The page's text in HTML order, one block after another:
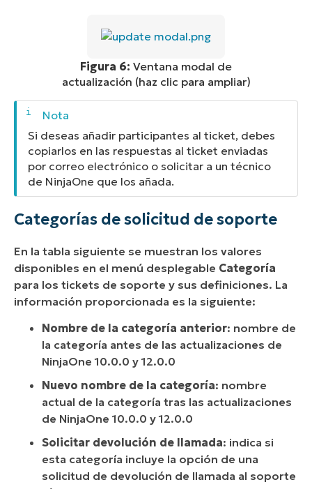
Figura 6: Ventana modal de
actualización (haz clic para ampliar)
Si deseas añadir participantes al ticket, debes
copiarlos en las respuestas al ticket enviadas
por correo electrónico o solicitar a un técnico
de NinjaOne que los añada.
Categorías de solicitud de soporte
En la tabla siguiente se muestran los valores
disponibles en el menú desplegable Categoría
para los tickets de soporte y sus definiciones. La
información proporcionada es la siguiente:
Nombre de la categoría anterior: nombre de
la categoría antes de las actualizaciones de
NinjaOne 10.0.0 y 12.0.0
Nuevo nombre de la categoría: nombre
actual de la categoría tras las actualizaciones
de NinjaOne 10.0.0 y 12.0.0
Solicitar devolución de llamada: indica si
esta categoría incluye la opción de una
solicitud de devolución de llamada al soporte